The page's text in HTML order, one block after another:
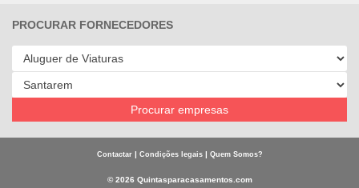
PROCURAR FORNECEDORES
Procurar empresas
Contactar| Condições legais| Quem Somos?
© 2026 Quintasparacasamentos.com